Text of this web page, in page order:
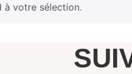
à votre sélection.